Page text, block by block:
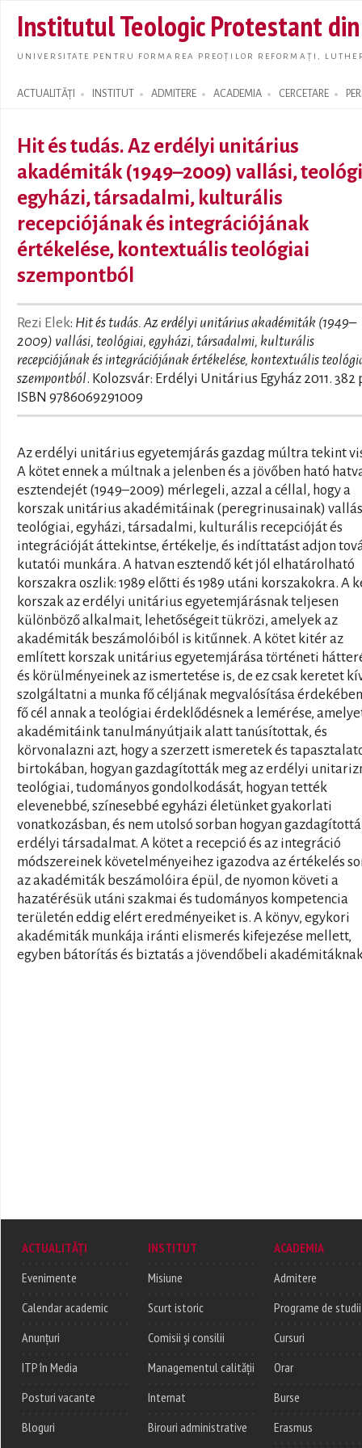
main
Institutul Teologic Protestant
UNIVERSITATE PENTRU FORMAREA PREOȚILOR REFORMAȚI,
ACTUALITĂȚI INSTITUT ADMITERE ACADEMIA CERCETARE
Search form
Hit és tudás. Az erdélyi unitárius
akadémiták (1949–2009) vallási,
egyházi, társadalmi, kulturális
recepciójának és integrációjának
értékelése, kontextuális teológiai
szempontból
Rezi Elek: Hit és tudás. Az erdélyi unitárius akadémiták (1949–
2009) vallási, teológiai, egyházi, társadalmi, kulturális
recepciójának és integrációjának értékelése, kontextuális
szempontból. Kolozsvár: Erdélyi Unitárius Egyház 2011. 382
ISBN 9786069291009
Az erdélyi unitárius egyetemjárás gazdag múltra tekint
A kötet ennek a múltnak a jelenben és a jövőben ható
esztendejét (1949–2009) mérlegeli, azzal a céllal, hogy a
korszak unitárius akadémitáinak (peregrinusainak)
teológiai, egyházi, társadalmi, kulturális recepcióját és
integrációját áttekintse, értékelje, és indíttatást adjon
kutatói munkára. A hatvan esztendő két jól elhatárolható
korszakra oszlik: 1989 előtti és 1989 utáni korszakokra. A
korszak az erdélyi unitárius egyetemjárásnak teljesen
különböző alkalmait, lehetőségeit tükrözi, amelyek az
akadémiták beszámolóiból is kitűnnek. A kötet kitér az
említett korszak unitárius egyetemjárása történeti
és körülményeinek az ismertetése is, de ez csak keretet
szolgáltatni a munka fő céljának megvalósítása
fő cél annak a teológiai érdeklődésnek a lemérése,
akadémitáink tanulmányútjaik alatt tanúsítottak, és
körvonalazni azt, hogy a szerzett ismeretek és
birtokában, hogyan gazdagították meg az erdélyi
teológiai, tudományos gondolkodását, hogyan tették
elevenebbé, színesebbé egyházi életünket gyakorlati
vonatkozásban, és nem utolsó sorban hogyan
erdélyi társadalmat. A kötet a recepció és az integráció
módszereinek követelményeihez igazodva az értékelés
az akadémiták beszámolóira épül, de nyomon követi a
hazatérésük utáni szakmai és tudományos kompetencia
területén eddig elért eredményeiket is. A könyv, egykori
akadémiták munkája iránti elismerés kifejezése mellett,
egyben bátorítás és biztatás a jövendőbeli
ACTUALITĂȚI
Evenimente
Calendar academic
Anunțuri
ITP în Media
Posturi vacante
Bloguri
INSTITUT
Misiune
Scurt istoric
Comisii și consilii
Managementul calității
Internat
Birouri administrative
ACADEMIA
Admitere
Programe de studii
Cursuri
Orar
Burse
Erasmus